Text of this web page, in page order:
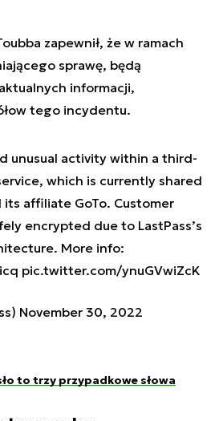
zapewnił, że w ramach
sprawę, będą
informacji,
tego incydentu.
unusual activity within a third-
which is currently shared
its affiliate GoTo. Customer
encrypted due to LastPass’s
More info:
pic.twitter.com/ynuGVwiZcK
November 30, 2022
to trzy przypadkowe słowa